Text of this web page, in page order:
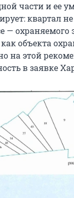
части и ее
квартал
— охраняемого
как объекта
на этой
в заявке